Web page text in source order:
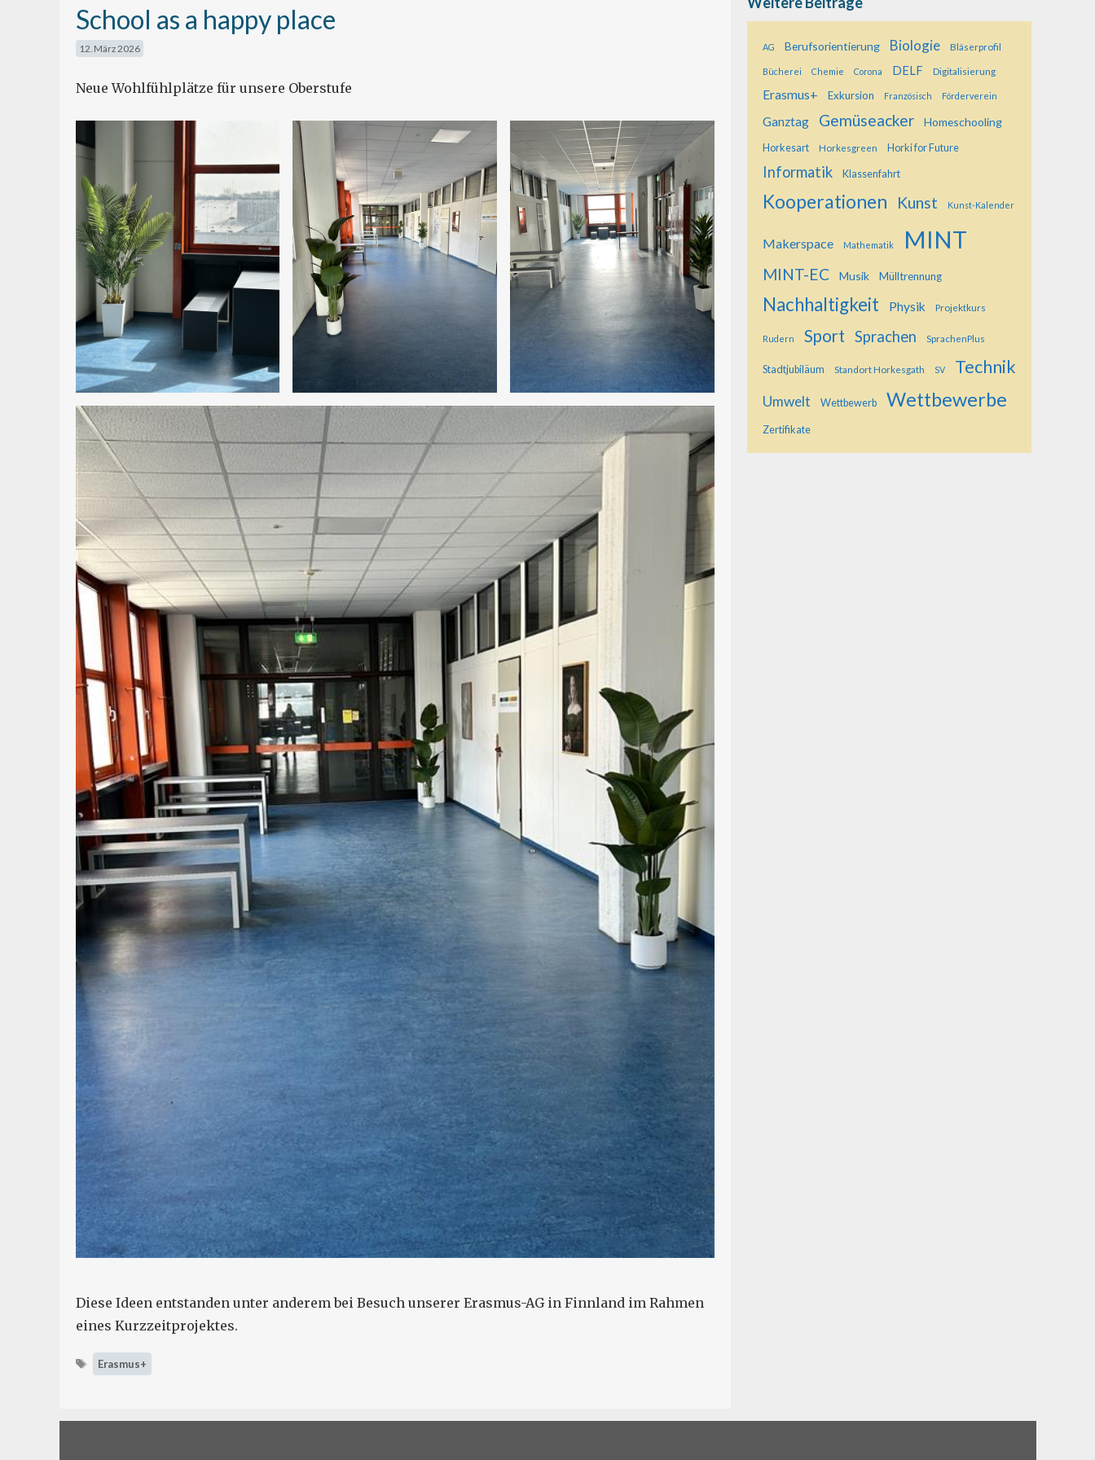
School as a happy place
12. März 2026
Neue Wohlfühlplätze für unsere Oberstufe
Diese Ideen entstanden unter anderem bei Besuch unserer Erasmus-AG in Finnland im Rahmen
eines Kurzzeitprojektes.
Schlagwörter
Erasmus+
AG Berufsorientierung Biologie Bläserprofil
Bücherei Chemie Corona DELF Digitalisierung
Erasmus+ Exkursion Französisch Förderverein
Ganztag Gemüseacker Homeschooling
Horkesart Horkesgreen Horki for Future
Informatik Klassenfahrt
Kooperationen Kunst Kunst-Kalender
Makerspace Mathematik MINT
MINT-EC Musik Mülltrennung
Nachhaltigkeit Physik Projektkurs
Rudern Sport Sprachen SprachenPlus
Stadtjubiläum Standort Horkesgath SV Technik
Umwelt Wettbewerb Wettbewerbe
Zertifikate